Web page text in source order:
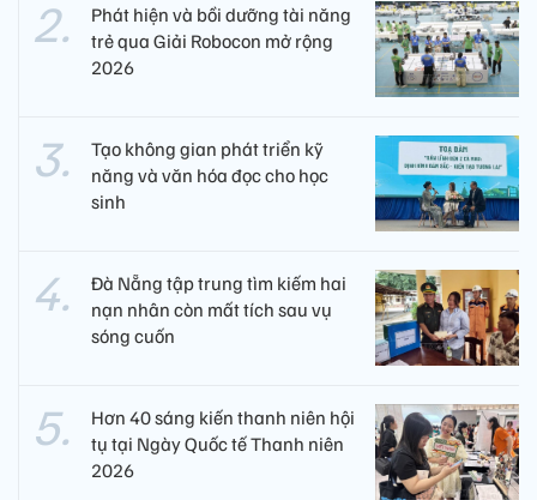
Phát hiện và bồi dưỡng tài năng
trẻ qua Giải Robocon mở rộng
2026
Tạo không gian phát triển kỹ
năng và văn hóa đọc cho học
sinh
Đà Nẵng tập trung tìm kiếm hai
nạn nhân còn mất tích sau vụ
sóng cuốn
Hơn 40 sáng kiến thanh niên hội
tụ tại Ngày Quốc tế Thanh niên
2026